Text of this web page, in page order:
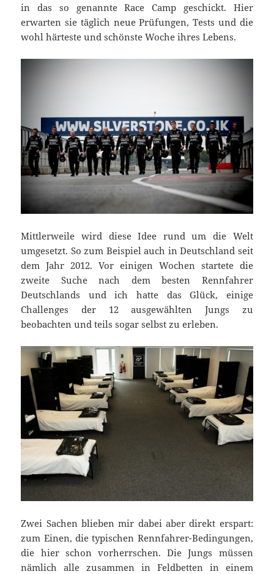
in das so genannte Race Camp geschickt. Hier
erwarten sie täglich neue Prüfungen, Tests und die
wohl härteste und schönste Woche ihres Lebens.
Mittlerweile wird diese Idee rund um die Welt
umgesetzt. So zum Beispiel auch in Deutschland seit
dem Jahr 2012. Vor einigen Wochen startete die
zweite Suche nach dem besten Rennfahrer
Deutschlands und ich hatte das Glück, einige
Challenges der 12 ausgewählten Jungs zu
beobachten und teils sogar selbst zu erleben.
Zwei Sachen blieben mir dabei aber direkt erspart:
zum Einen, die typischen Rennfahrer-Bedingungen,
die hier schon vorherrschen. Die Jungs müssen
nämlich alle zusammen in Feldbetten in einem